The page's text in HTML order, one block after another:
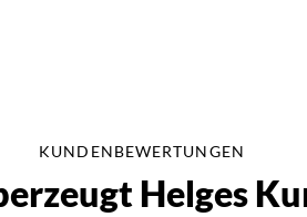
KUNDENBEWERTUNGEN
Helges